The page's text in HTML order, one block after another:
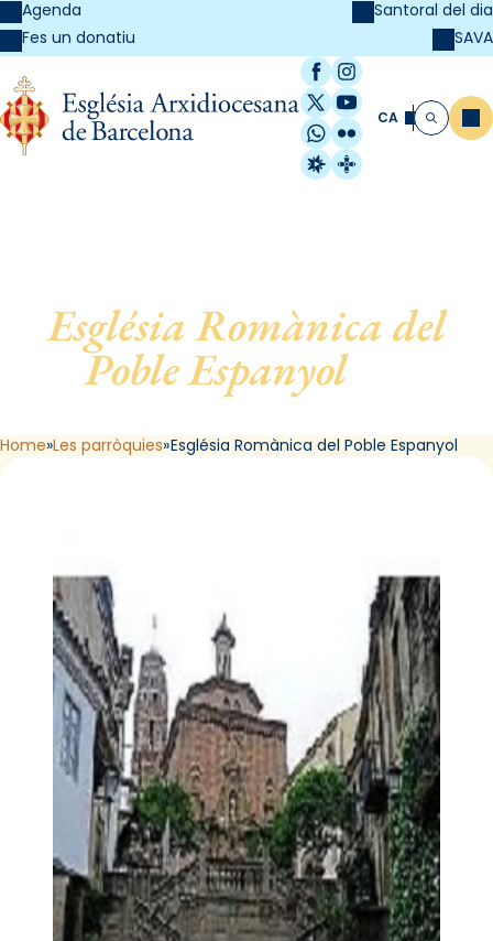
Agenda
Fes un donatiu
Santoral del dia
SAVA
Facebook
Instagram
X / Twitter
YouTube
WhatsApp
Flickr
Radio Estel
Catalunya
CA Cerca
Església Romànica del
Poble Espanyol, de
Barcelona
Home Les parròquies Església Romànica del Poble Espanyol